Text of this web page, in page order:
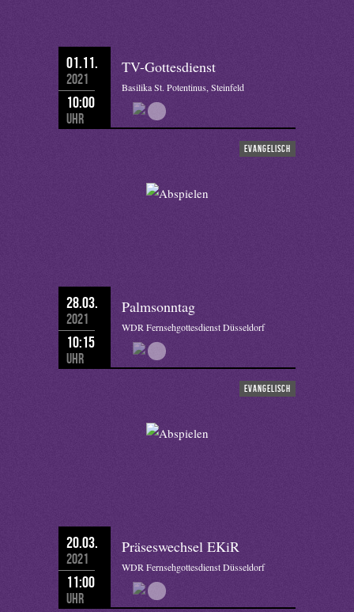
01.11.
2021
10:00
Uhr
TV-Gottesdienst
Basilika St. Potentinus, Steinfeld
evangelisch
28.03.
2021
10:15
Uhr
Palmsonntag
WDR Fernsehgottesdienst Düsseldorf
evangelisch
20.03.
2021
11:00
Uhr
Präseswechsel EKiR
WDR Fernsehgottesdienst Düsseldorf